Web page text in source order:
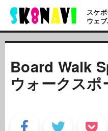
スケ
ウェ
Board Walk
ウォークスポ